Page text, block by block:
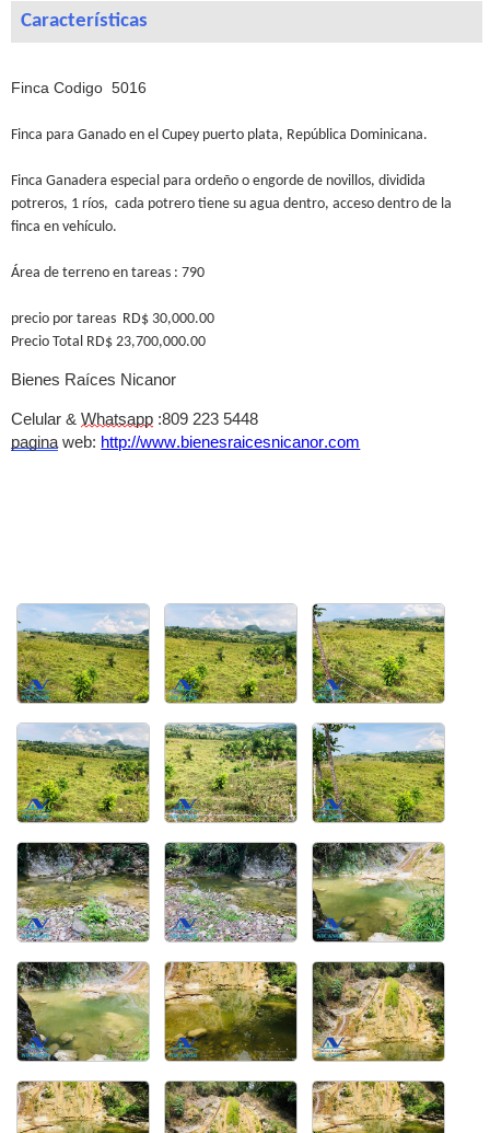
Características
Finca Codigo 5016
Finca para Ganado en el Cupey puerto plata, República Dominicana.
Finca Ganadera especial para ordeño o engorde de novillos, dividida
potreros, 1 ríos, cada potrero tiene su agua dentro, acceso dentro de la
finca en vehículo.
Área de terreno en tareas : 790
precio por tareas RD$ 30,000.00
Precio Total RD$ 23,700,000.00
Bienes Raíces Nicanor
Celular &Whatsapp :809 223 5448
pagina web: http://www.bienesraicesnicanor.com